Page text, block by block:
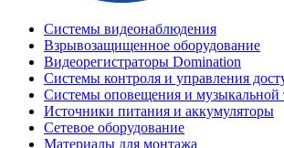
Системы видеонаблюдения
Взрывозащищенное оборудование
Видеорегистраторы Domination
Системы контроля и управления
Системы оповещения и музыкальной
Источники питания и аккумуляторы
Сетевое оборудование
Материалы для монтажа